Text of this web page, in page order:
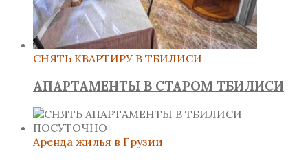
СНЯТЬ КВАРТИРУ В ТБИЛИСИ
АПАРТАМЕНТЫ В СТАРОМ ТБИЛИСИ
Аренда жилья в Грузии